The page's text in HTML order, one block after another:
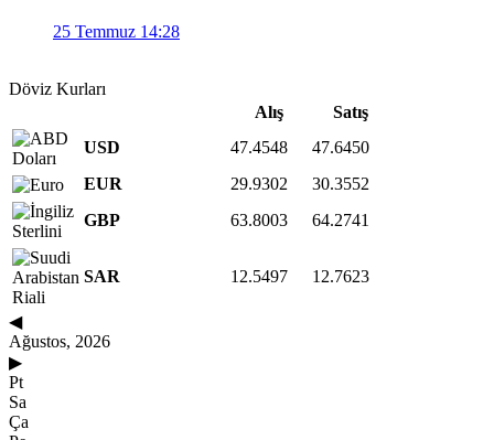
25 Temmuz 14:28
Döviz Kurları
Alış
Satış
USD
47.4548
47.6450
EUR
29.9302
30.3552
GBP
63.8003 64.2741
SAR 12.5497 12.7623
◀
Ağustos, 2026
▶
Pt
Sa
Ça